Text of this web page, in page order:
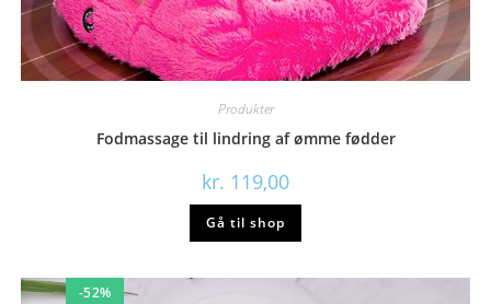
Produkter
Fodmassage til lindring af ømme fødder
kr. 119,00
Gå til shop
-52%